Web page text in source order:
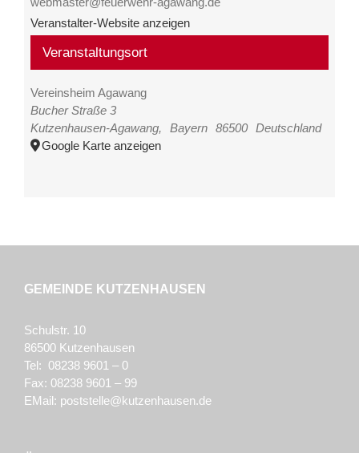
Veranstaltungsort
Vereinsheim Agawang
Bucher Straße 3
Kutzenhausen-Agawang, Bayern 86500
Deutschland
Google Karte anzeigen
Veranstalter-Website anzeigen
GEMEINDE KUTZENHAUSEN
Schulstr. 10
86500 Kutzenhausen
Tel: 08238 9601 – 0
Fax: 08238 9601 – 99
EMail: poststelle@kutzenhausen.de